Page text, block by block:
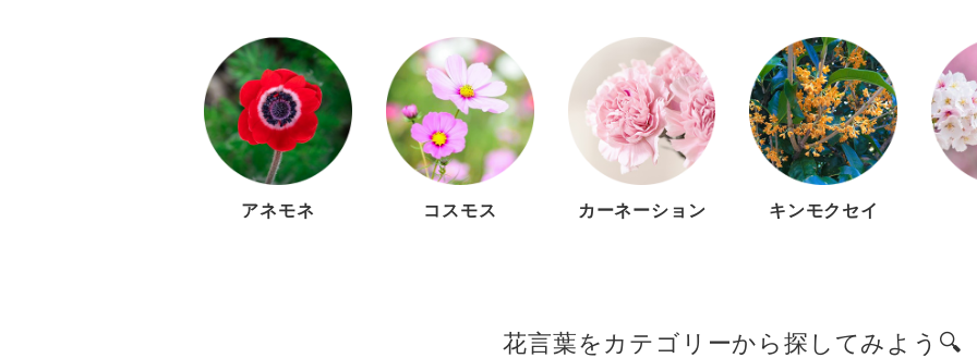
アネモネ コスモス カーネーション キンモクセイ
花言葉をカテゴリーから探してみよう🔍